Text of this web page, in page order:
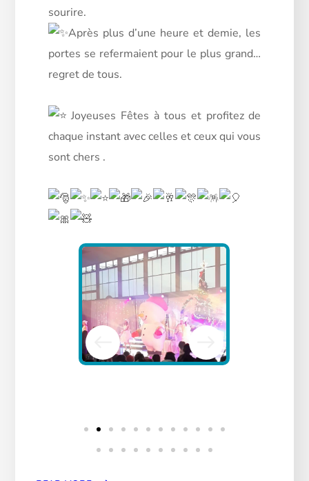
sourire.
Après plus d’une heure et demie, les
portes se refermaient pour le plus grand…
regret de tous.
Joyeuses Fêtes à tous et profitez de
chaque instant avec celles et ceux qui vous
sont chers .